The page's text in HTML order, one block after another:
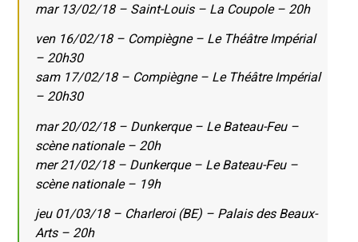
mar 13/02/18 – Saint-Louis – La Coupole – 20h
ven 16/02/18 – Compiègne – Le Théâtre Impérial
– 20h30
sam 17/02/18 – Compiègne – Le Théâtre Impérial
– 20h30
mar 20/02/18 – Dunkerque – Le Bateau-Feu –
scène nationale – 20h
mer 21/02/18 – Dunkerque – Le Bateau-Feu –
scène nationale – 19h
jeu 01/03/18 – Charleroi (BE) – Palais des Beaux-
Arts – 20h